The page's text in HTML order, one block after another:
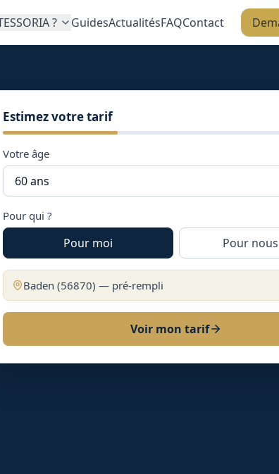
? GuidesActualitésFAQContact
Estimez votre tarif
Votre âge
Pour qui ?
Pour moi Pour
Baden (56870) — pré-rempli
Voir mon tarif